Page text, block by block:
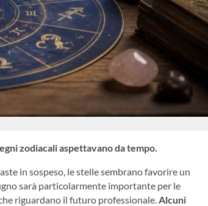
zodiacali aspettavano da tempo.
in sospeso, le stelle sembrano favorire un
sarà particolarmente importante per le
riguardano il futuro professionale. Alcuni